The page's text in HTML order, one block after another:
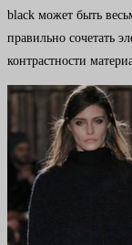
black может быть
правильно сочетать
контрастности